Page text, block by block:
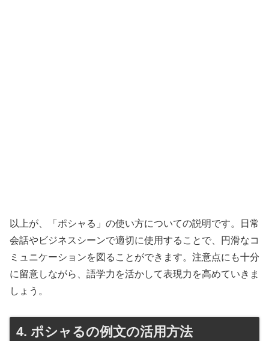
以上が、「ポシャる」の使い方についての説明です。日常
会話やビジネスシーンで適切に使用することで、円滑なコ
ミュニケーションを図ることができます。注意点にも十分
に留意しながら、語学力を活かして表現力を高めていきま
しょう。
4. ポシャるの例文の活用方法